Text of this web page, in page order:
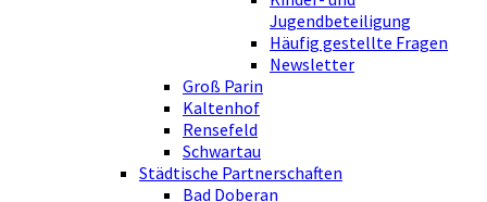
Jugendbeteiligung
Häufig gestellte Fragen
Newsletter
Groß Parin
Kaltenhof
Rensefeld
Schwartau
Städtische Partnerschaften
Bad Doberan